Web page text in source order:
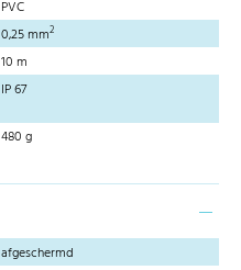
PVC
0,25 mm2
10 m
IP 67
480 g
afgeschermd